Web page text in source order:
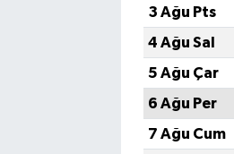
3 Ağu Pts
4 Ağu Sal
5 Ağu Çar
6 Ağu Per
7 Ağu Cum